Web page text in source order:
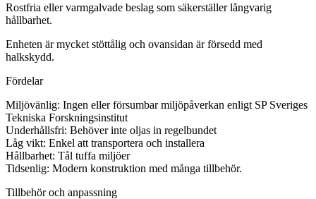
Rostfria eller varmgalvade beslag som säkerställer långvarig
hållbarhet.
Enheten är mycket stöttålig och ovansidan är försedd med
halkskydd.
Fördelar
Miljövänlig: Ingen eller försumbar miljöpåverkan enligt SP Sveriges
Tekniska Forskningsinstitut
Underhållsfri: Behöver inte oljas in regelbundet
Låg vikt: Enkel att transportera och installera
Hållbarhet: Tål tuffa miljöer
Tidsenlig: Modern konstruktion med många tillbehör.
Tillbehör och anpassning